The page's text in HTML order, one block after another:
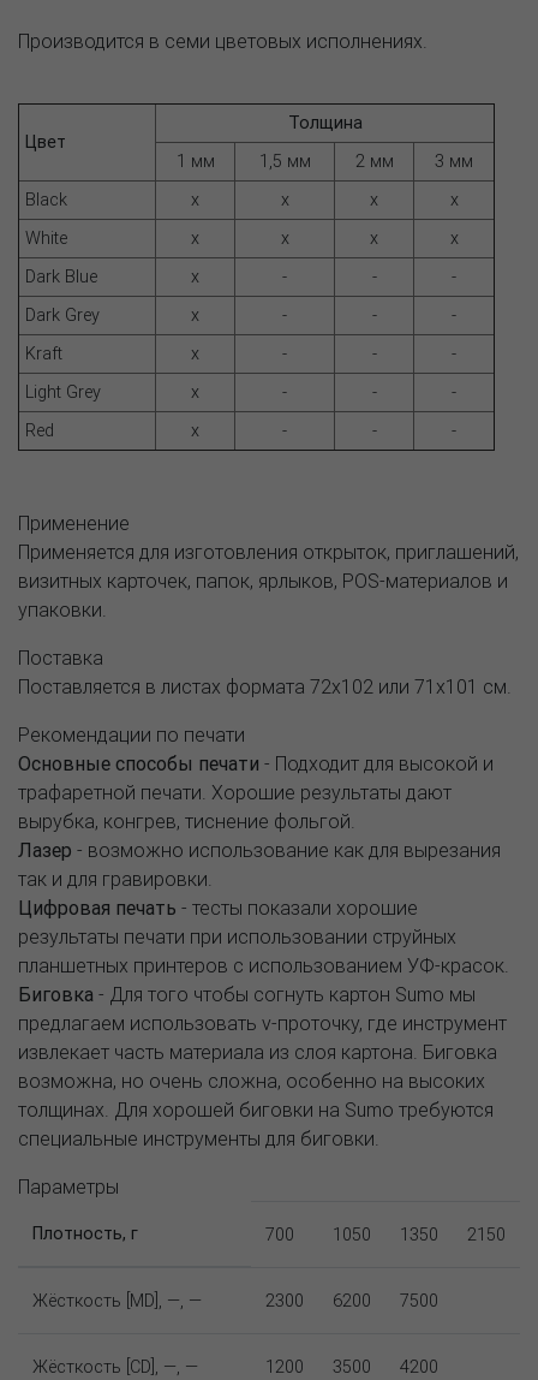
Производится в семи цветовых исполнениях.
Цвет
Толщина
1 мм
1,5 мм 2 мм
3 мм
Black
x x x
x
White
x x x
x
Dark Blue
x - -
-
Dark Grey
x - -
-
Kraft
x - -
-
Light Grey
x - -
-
Red
x - - -
Применение
Применяется для изготовления открыток, приглашений,
визитных карточек, папок, ярлыков, POS-материалов и
упаковки.
Поставка
Поставляется в листах формата 72х102 или 71х101 см.
Рекомендации по печати
Основные способы печати - Подходит для высокой и
трафаретной печати. Хорошие результаты дают
вырубка, конгрев, тиснение фольгой.
Лазер - возможно использование как для вырезания
так и для гравировки.
Цифровая печать - тесты показали хорошие
результаты печати при использовании струйных
планшетных принтеров с использованием УФ-красок.
Биговка - Для того чтобы согнуть картон Sumo мы
предлагаем использовать v-проточку, где инструмент
извлекает часть материала из слоя картона. Биговка
возможна, но очень сложна, особенно на высоких
толщинах. Для хорошей биговки на Sumo требуются
специальные инструменты для биговки.
Параметры
Плотность, г 700 1050 1350 2150
Жёсткость [MD], —, — 2300 6200 7500
Жёсткость [CD], —, — 1200 3500 4200